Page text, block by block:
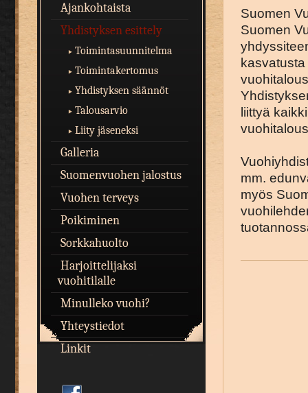
Ajankohtaista
Yhdistyksen esittely
Toimintasuunnitelma
Toimintakertomus
Yhdistyksen säännöt
Talousarvio
Liity jäseneksi
Galleria
Suomenvuohen jalostus
Vuohen terveys
Poikiminen
Sorkkahuolto
Harjoittelijaksi
vuohitilalle
Minulleko vuohi?
Yhteystiedot
Linkit
Suomen
Suomen
liittyä
mm.
myös